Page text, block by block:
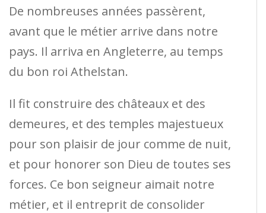
De nombreuses années passèrent,
avant que le métier arrive dans notre
pays. Il arriva en Angleterre, au temps
du bon roi Athelstan.
Il fit construire des châteaux et des
demeures, et des temples majestueux
pour son plaisir de jour comme de nuit,
et pour honorer son Dieu de toutes ses
forces. Ce bon seigneur aimait notre
métier, et il entreprit de consolider